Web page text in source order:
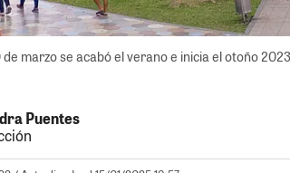
de marzo se acabó el verano e inicia el otoño
Puentes